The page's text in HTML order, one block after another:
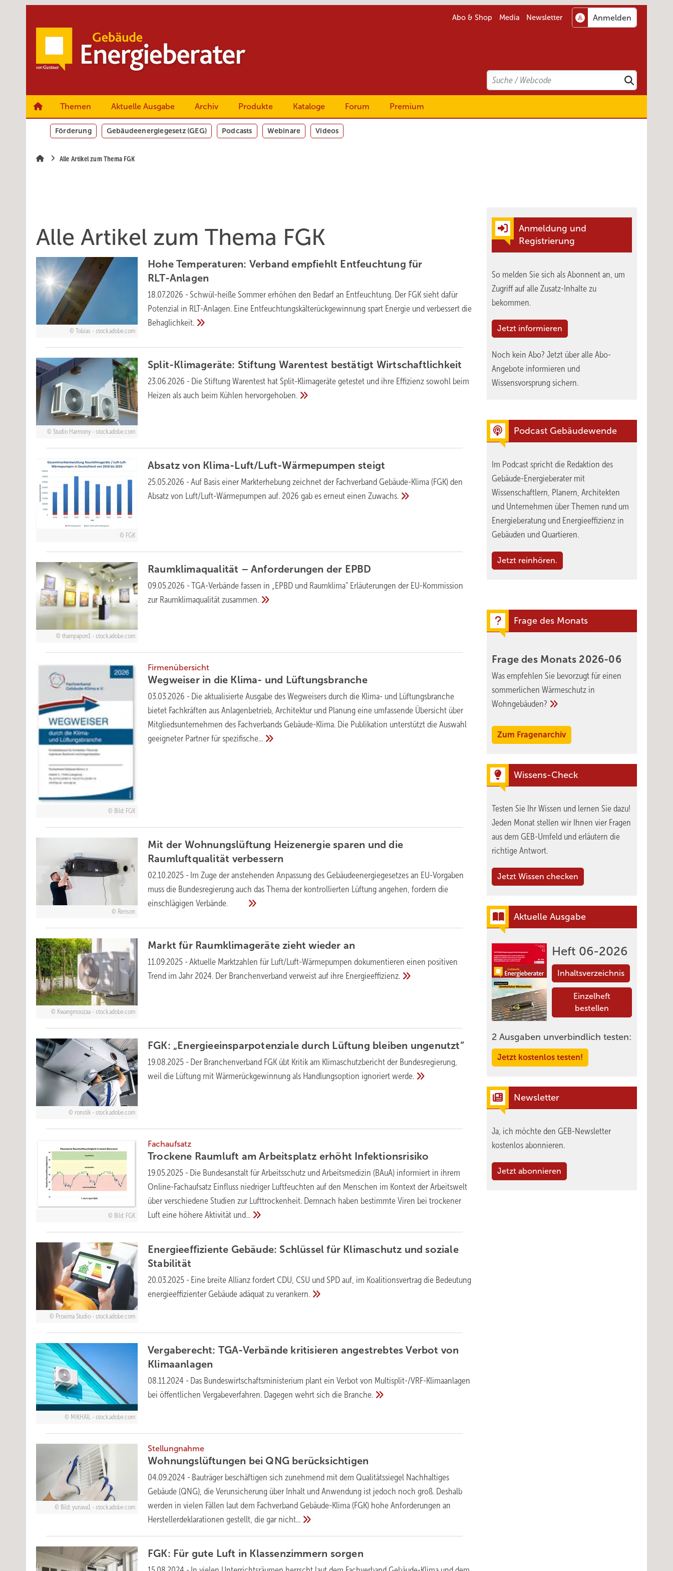
Abo & Shop Media Newsletter
Search
Suchen
Themen Aktuelle Ausgabe Archiv Produkte Kataloge Forum Premium
Förderung Gebäudeenergiegesetz (GEG) Podcasts Webinare Videos
Alle Artikel zum Thema FGK
Alle Artikel zum Thema FGK
Tobias - stock.adobe.com
Hohe Temperaturen: Verband empfiehlt Entfeuchtung für
RLT-Anlagen
18.07.2026 - Schwül-heiße Sommer erhöhen den Bedarf an Entfeuchtung. Der FGK sieht dafür
Potenzial in RLT-Anlagen. Eine Entfeuchtungskälterückgewinnung spart Energie und verbessert die
Behaglichkeit.
Studio Harmony - stock.adobe.com
Split-Klimageräte: Stif­tung Wa­ren­test be­stä­tigt Wirt­schaft­lich­keit
23.06.2026 - Die Stiftung Warentest hat Split-Klimageräte getestet und ihre Effizienz sowohl beim
Heizen als auch beim Kühlen hervorgehoben.
FGK
Absatz von Klima-Luft/Luft-Wärmepumpen steigt
25.05.2026 - Auf Basis einer Markt­er­hebung zeich­net der Fach­verband Gebäude-Klima (FGK) den
Absatz von Luft/Luft-Wärme­pumpen auf. 2026 gab es erneut einenZuwachs.
thampapon1 - stock.adobe.com
Raum­klima­qualität – Anfor­de­rungen der EPBD
09.05.2026 - TGA-Verbände fassen in „EPBD und Raum­klima“ Erläu­te­rungen der EU-Kommission
zur Raum­klimaqualitätzusammen.
Bild: FGK
Firmenübersicht
Wegweiser in die Klima- und Lüftungsbranche
03.03.2026 - Die aktualisierte Ausgabe des Wegweisers durch die Klima- und Lüftungsbranche
bietet Fachkräften aus Anlagenbetrieb, Architektur und Planung eine umfassende Übersicht über
Mitgliedsunternehmen des Fachverbands Gebäude-Klima. Die Publikation unterstützt die Auswahl
geeigneter Partner fürspezifische...
Renson
Mit der Wohnungslüftung Heizenergie sparen und die
Raumluftqualität verbessern
02.10.2025 - Im Zuge der anstehenden Anpassung des Gebäudeenergiegesetzes an EU-Vorgaben
muss die Bundesregierung auch das Thema der kontrollierten Lüftung angehen, fordern die
einschlägigen Verbände.
Kwangmoozaa - stock.adobe.com
Markt für Raumklimageräte zieht wieder an
11.09.2025 - Aktuelle Marktzahlen für Luft/Luft-Wärmepumpen dokumentieren einen positiven
Trend im Jahr 2024. Der Branchenverband verweist auf ihre Energieeffizienz.
ronstik - stock.adobe.com
FGK: „Energieeinsparpotenziale durch Lüftung bleiben ungenutzt“
19.08.2025 - Der Branchenverband FGK übt Kritik am Klimaschutzbericht der Bundesregierung,
weil die Lüftung mit Wärmerückgewinnung als Handlungsoption ignoriertwerde.
Bild: FGK
Fachaufsatz
Trockene Raumluft am Arbeitsplatz erhöht Infektionsrisiko
19.05.2025 - Die Bundesanstalt für Arbeitsschutz und Arbeitsmedizin (BAuA) informiert in ihrem
Online-Fachaufsatz Einfluss niedriger Luftfeuchten auf den Menschen im Kontext der Arbeitswelt
über verschiedene Studien zur Lufttrockenheit. Demnach haben bestimmte Viren bei trockener
Luft eine höhere Aktivität und...
Proxima Studio - stock.adobe.com
Energieeffiziente Gebäude: Schlüssel für Klimaschutz und soziale
Stabilität
20.03.2025 - Eine breite Allianz fordert CDU, CSU und SPD auf, im Koalitionsvertrag die Bedeutung
energieeffizienter Gebäude adäquat zuverankern.
MIKHAIL - stock.adobe.com
Vergaberecht: TGA-Verbände kritisieren angestrebtes Verbot von
Klimaanlagen
08.11.2024 - Das Bundeswirtschaftsministerium plant ein Verbot von Multisplit-/VRF-Klimaanlagen
bei öffentlichen Vergabeverfahren. Dagegen wehrt sich die Branche.
Bild: yunava1 - stock.adobe.com
Stellungnahme
Wohnungslüftungen bei QNG berücksichtigen
04.09.2024 - Bauträger beschäftigen sich zunehmend mit dem Qualitätssiegel Nachhaltiges
Gebäude (QNG), die Verunsicherung über Inhalt und Anwendung ist jedoch noch groß. Deshalb
werden in vielen Fällen laut dem Fachverband Gebäude-Klima (FGK) hohe Anforderungen an
Herstellerdeklarationen gestellt, die gar nicht...
FGK: Für gute Luft in Klassenzimmern sorgen
Anmeldung und
Registrierung
So melden Sie sich als Abonnent an, um
Zugriff auf alle Zusatz-Inhalte zu
bekommen.
Jetzt informieren
Noch kein Abo? Jetzt über alle Abo-
Angebote informieren und
Wissensvorsprung sichern.
Podcast Gebäudewende
Im Podcast spricht die Redaktion des
Gebäude-Energieberater mit
Wissenschaftlern, Planern, Architekten
und Unternehmen über Themen rund um
Energieberatung und Energieeffizienz in
Gebäuden und Quartieren.
Jetzt reinhören.
Frage des Monats
Frage des Monats 2026-06
Was empfehlen Sie bevorzugt für einen
sommerlichen Wärmeschutz in
Wohngebäuden?
Zum Fragenarchiv
Wissens-Check
Testen Sie Ihr Wissen und lernen Sie dazu!
Jeden Monat stellen wir Ihnen vier Fragen
aus dem GEB-Umfeld und erläutern die
richtige Antwort.
Jetzt Wissen checken
Aktuelle Ausgabe
Heft 06-2026
Inhaltsverzeichnis
Einzelheft
bestellen
2 Ausgaben unverbindlich testen:
Jetzt kostenlos testen!
Newsletter
Ja, ich möchte den GEB-Newsletter
kostenlos abonnieren.
Jetzt abonnieren